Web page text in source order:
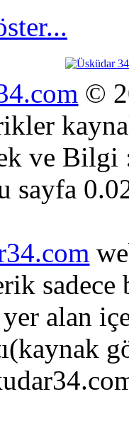
©
ve
sayfa
sadece
yer alan